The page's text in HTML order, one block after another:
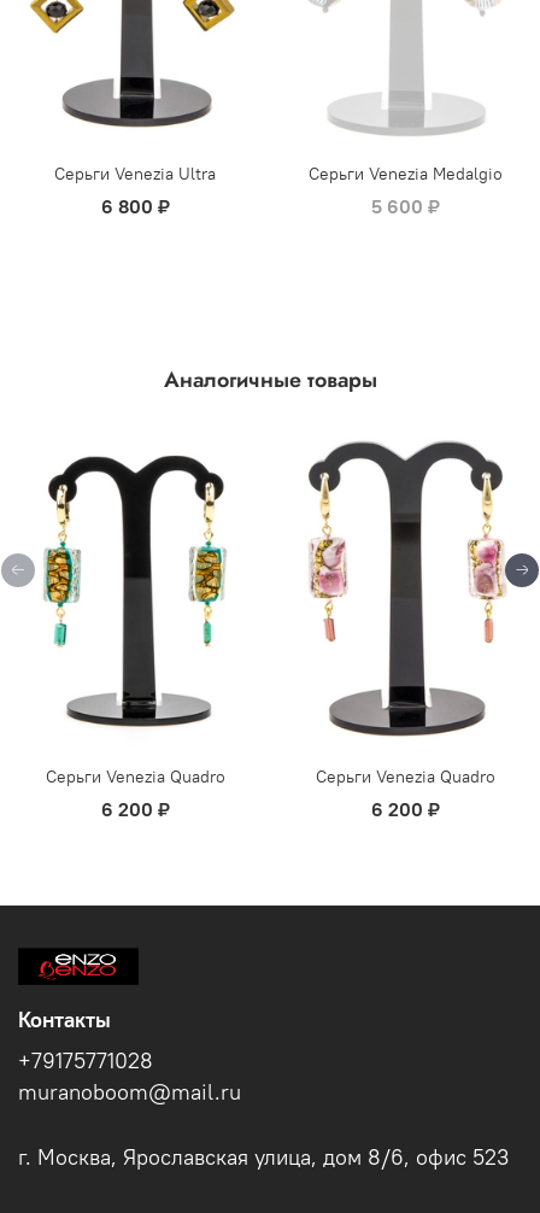
Серьги Venezia Ultra
6 800 ₽
Серьги Venezia Medalgio
5 600 ₽
Аналогичные товары
Серьги Venezia Quadro
6 200 ₽
Серьги Venezia Quadro
6 200 ₽
Контакты
+79175771028
muranoboom@mail.ru
г. Москва, Ярославская улица, дом 8/6, офис 523